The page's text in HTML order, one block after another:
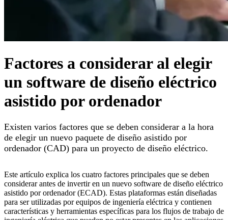
Factores a considerar al elegir
un software de diseño eléctrico
asistido por ordenador
Existen varios factores que se deben considerar a la hora
de elegir un nuevo paquete de diseño asistido por
ordenador (CAD) para un proyecto de diseño eléctrico.
Este artículo explica los cuatro factores principales que se deben
considerar antes de invertir en un nuevo software de diseño eléctrico
asistido por ordenador (ECAD). Estas plataformas están diseñadas
para ser utilizadas por equipos de ingeniería eléctrica y contienen
características y herramientas específicas para los flujos de trabajo de